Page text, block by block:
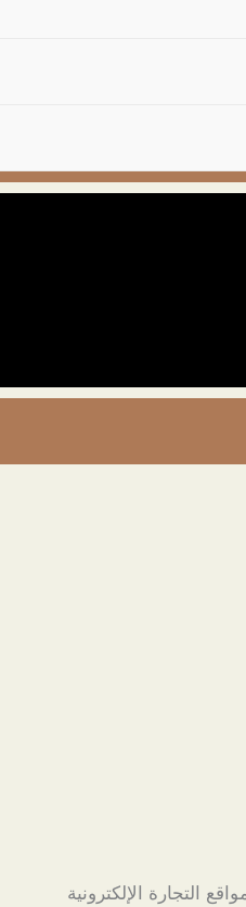
التجارة الإلكترونية